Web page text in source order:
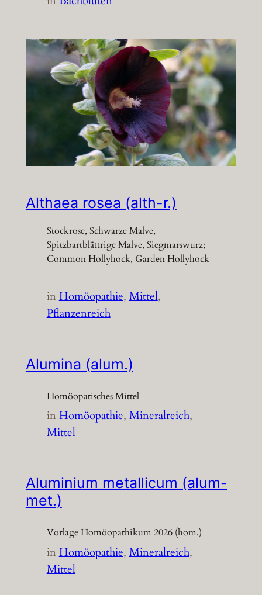
Althaea rosea (alth-r.)
Stockrose, Schwarze Malve,
Spitzbartblättrige Malve, Siegmarswurz;
Common Hollyhock, Garden Hollyhock
inHomöopathie, Mittel
Pflanzenreich
Alumina (alum.)
Homöopatisches Mittel
inHomöopathie, Mineralreich
Mittel
Aluminium metallicum (alum-
met.)
Vorlage Homöopathikum 2026 (hom.)
inHomöopathie, Mineralreich
Mittel